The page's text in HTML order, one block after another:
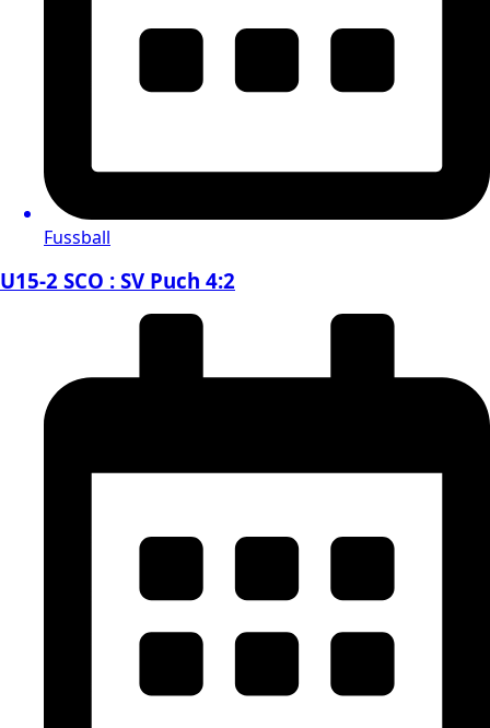
Fussball
U15-2 SCO : SV Puch 4:2